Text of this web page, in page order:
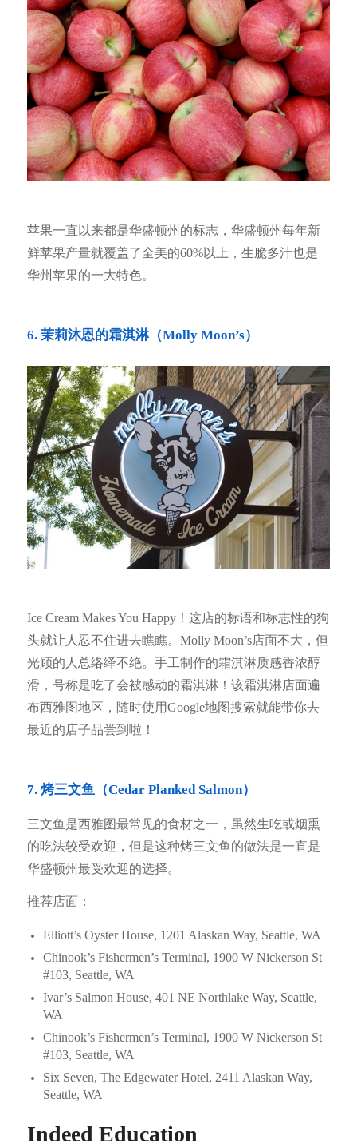
苹果一直以来都是华盛顿州的标志，华盛顿州每年新
鲜苹果产量就覆盖了全美的60%以上，生脆多汁也是
华州苹果的一大特色。
6. 茉莉沐恩的霜淇淋（Molly Moon’s）
Ice Cream Makes You Happy！这店的标语和标志性的狗
头就让人忍不住进去瞧瞧。Molly Moon’s店面不大，但
光顾的人总络绎不绝。手工制作的霜淇淋质感香浓醇
滑，号称是吃了会被感动的霜淇淋！该霜淇淋店面遍
布西雅图地区，随时使用Google地图搜索就能带你去
最近的店子品尝到啦！
7. 烤三文鱼（Cedar Planked Salmon）
三文鱼是西雅图最常见的食材之一，虽然生吃或烟熏
的吃法较受欢迎，但是这种烤三文鱼的做法是一直是
华盛顿州最受欢迎的选择。
推荐店面：
Elliott’s Oyster House, 1201 Alaskan Way, Seattle, WA
Chinook’s Fishermen’s Terminal, 1900 W Nickerson St
#103, Seattle, WA
Ivar’s Salmon House, 401 NE Northlake Way, Seattle,
WA
Chinook’s Fishermen’s Terminal, 1900 W Nickerson St
#103, Seattle, WA
Six Seven, The Edgewater Hotel, 2411 Alaskan Way,
Seattle, WA
Indeed Education